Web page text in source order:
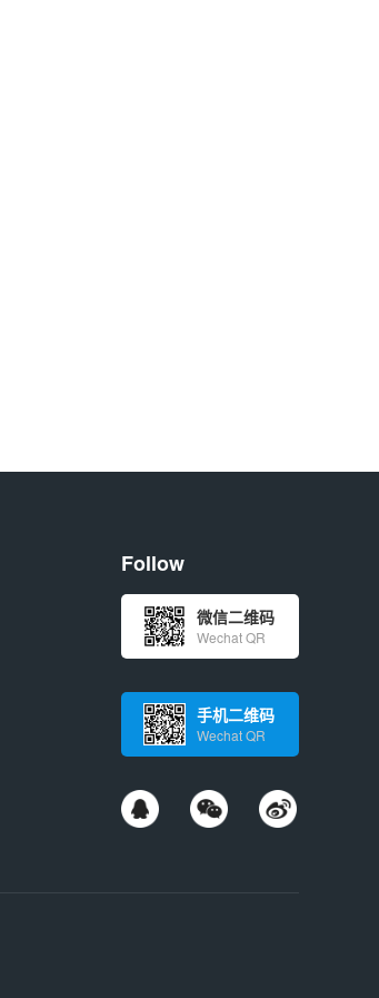
Follow
微信二维码
Wechat QR
手机二维码
Wechat QR